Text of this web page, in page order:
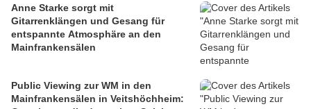
Anne Starke sorgt mit
Gitarrenklängen und Gesang für
entspannte Atmosphäre an den
Mainfrankensälen
Public Viewing zur WM in den
Mainfrankensälen in Veitshöchheim: